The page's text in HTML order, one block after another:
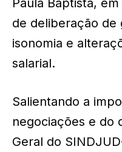
de deliberação de
isonomia e
salarial.
Salientando a
negociações e do
Geral do